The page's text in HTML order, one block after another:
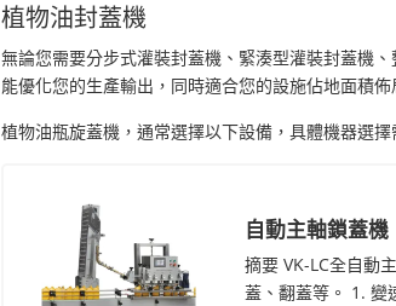
植物油封蓋機
無論您需要分步式灌裝封蓋機、緊湊型灌裝封蓋機
能優化您的生產輸出，同時適合您的設施佔地面積佈
植物油瓶旋蓋機，通常選擇以下設備，具體機器選
自動主軸鎖蓋機
摘要 VK-LC全自動
蓋、翻蓋等。 1. 變